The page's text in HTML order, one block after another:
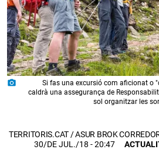
photo_camera
Si fas una excursió com aficionat o
caldrà una assegurança de
sol organitzar les
TERRITORIS.CAT / ASUR BROK
30/DE JUL./18 - 20:47